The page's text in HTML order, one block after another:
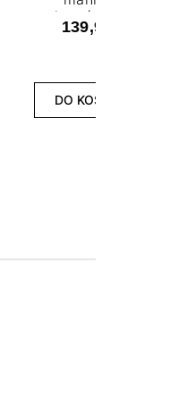
japońskiego
139,99 zł
DO KOSZYKA